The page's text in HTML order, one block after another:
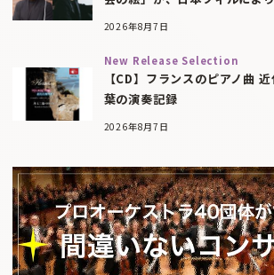
2026年8月7日
New Release Selection
【CD】フランスのピアノ曲
葉の演奏記録
2026年8月7日